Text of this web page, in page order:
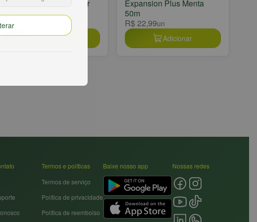
Expansion Plus Regular
50m
R$ 22,99
Adicionar
Expansion Plus Menta
50m
R$ 22,99un
Adicionar
Termos e políticas
Termos de serviço
Política de privacidade
Política de reembolso
Baixe nosso app Nossas redes